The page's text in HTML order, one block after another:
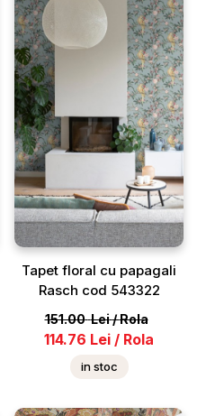
Tapet floral cu papagali
Rasch cod 543322
151.00 Lei/Rola
114.76 Lei / Rola
in stoc